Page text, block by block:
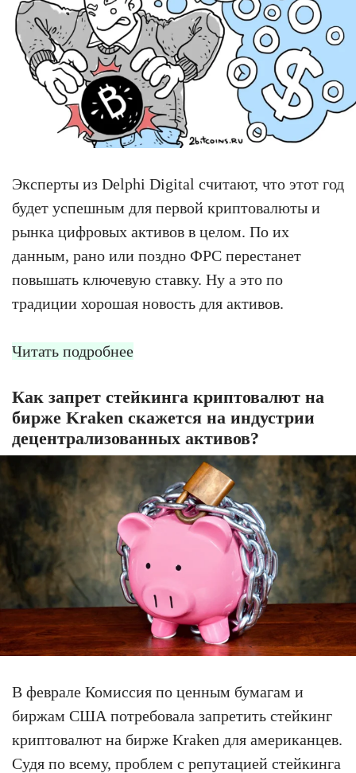
Эксперты из Delphi Digital считают, что этот год
будет успешным для первой криптовалюты и
рынка цифровых активов в целом. По их
данным, рано или поздно ФРС перестанет
повышать ключевую ставку. Ну а это по
традиции хорошая новость для активов.
Читать подробнее
Как запрет стейкинга криптовалют на
бирже Kraken скажется на индустрии
децентрализованных активов?
В феврале Комиссия по ценным бумагам и
биржам США потребовала запретить стейкинг
криптовалют на бирже Kraken для американцев.
Судя по всему, проблем с репутацией стейкинга